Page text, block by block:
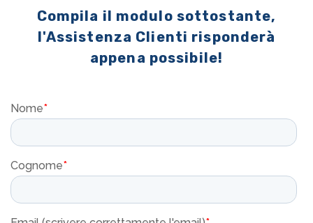
Compila il modulo sottostante,
l'Assistenza Clienti risponderà
appena possibile!